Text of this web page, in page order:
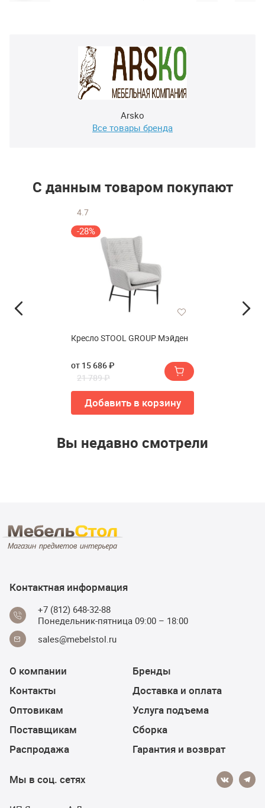
Arsko
Все товары бренда
С данным товаром покупают
4.7
-28%
Кресло STOOL GROUP Мэйден
от 15 686 ₽
21 789 ₽
Добавить в корзину
Вы недавно смотрели
Контактная информация
+7 (812) 648-32-88
Понедельник-пятница 09:00 – 18:00
sales@mebelstol.ru
О компании
Контакты
Оптовикам
Поставщикам
Распродажа
Бренды
Доставка и оплата
Услуга подъема
Сборка
Гарантия и возврат
Мы в соц. сетях